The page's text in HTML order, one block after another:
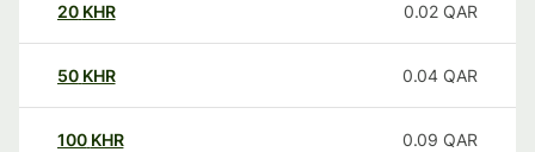
20 KHR 0.02 QAR
50 KHR 0.04 QAR
100 KHR 0.09 QAR